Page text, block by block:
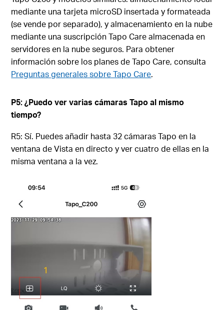
mediante una tarjeta microSD insertada y formateada
(se vende por separado), y almacenamiento en la nube
mediante una suscripción Tapo Care almacenada en
servidores en la nube seguros. Para obtener
información sobre los planes de Tapo Care, consulta
Preguntas generales sobre Tapo Care.
P5: ¿Puedo ver varias cámaras Tapo al mismo
tiempo?
R5: Sí. Puedes añadir hasta 32 cámaras Tapo en la
ventana de Vista en directo y ver cuatro de ellas en la
misma ventana a la vez.